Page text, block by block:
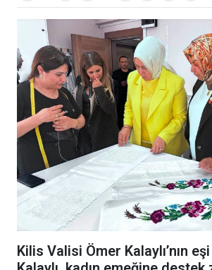
Kilis Valisi Ömer Kalaylı’nın